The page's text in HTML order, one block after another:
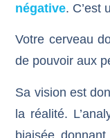
négative. C’est
Votre cerveau
de pouvoir aux
Sa vision est
la réalité.
biaisée